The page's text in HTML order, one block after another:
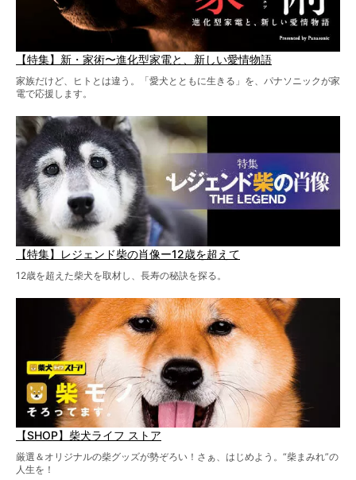
【特集】新・家術〜進化型家電と、新しい愛情物語
家族だけど、ヒトとは違う。「愛犬とともに生きる」を、パナソニックが家
電で応援します。
【特集】レジェンド柴の肖像ー12歳を超えて
12歳を超えた柴犬を取材し、長寿の秘訣を探る。
【SHOP】柴犬ライフ ストア
厳選＆オリジナルの柴グッズが勢ぞろい！さぁ、はじめよう。“柴まみれ”の
人生を！